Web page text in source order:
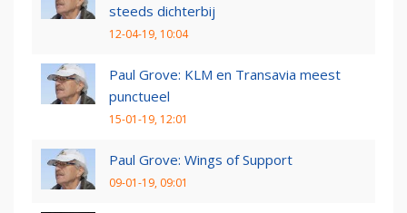
steeds dichterbij
12-04-19, 10:04
Paul Grove: KLM en Transavia meest
punctueel
15-01-19, 12:01
Paul Grove: Wings of Support
09-01-19, 09:01